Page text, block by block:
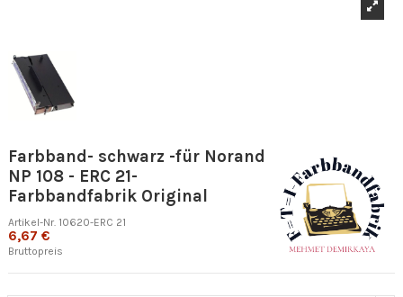
Farbband- schwarz -für Norand
NP 108 - ERC 21-
Farbbandfabrik Original
Artikel-Nr. 10620-ERC 21
6,67 €
Bruttopreis